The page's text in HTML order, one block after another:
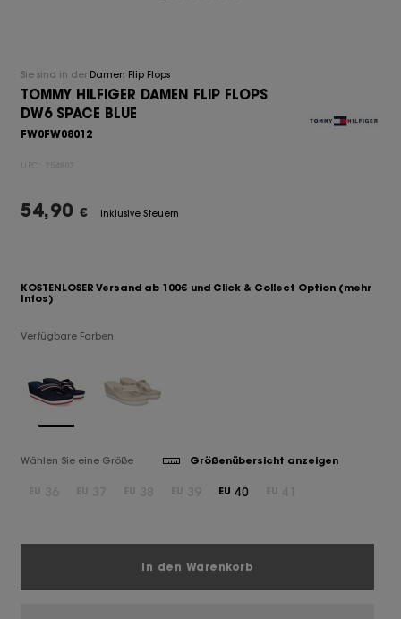
Sie sind in der Damen Flip Flops
TOMMY HILFIGER DAMEN FLIP FLOPS
DW6 SPACE BLUE
FW0FW08012
UPC: 254802
54,90 € Inklusive Steuern
KOSTENLOSER Versand ab 100€ und Click & Collect Option (mehr
Infos)
Verfügbare Farben
Wählen Sie eine Größe Größenübersicht anzeigen
EU 40
In den Warenkorb